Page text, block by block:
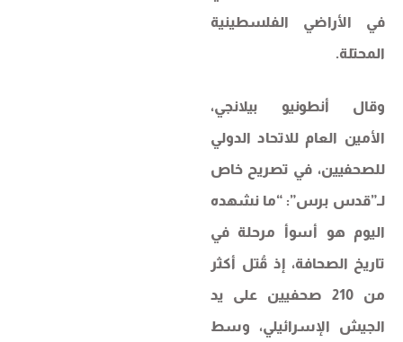
في الأراضي الفلسطينية
المحتلة.
وقال أنطونيو بيلانجي،
الأمين العام للاتحاد الدولي
للصحفيين، في تصريح خاص
لـ”قدس برس”: “ما نشهده
اليوم هو أسوأ مرحلة في
تاريخ الصحافة، إذ قُتل أكثر
من 210 صحفيين على يد
الجيش الإسرائيلي، وسط